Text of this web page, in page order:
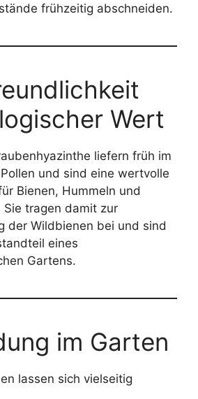
frühzeitig abschneiden.
Wert
liefern früh im
und sind eine wertvolle
Bienen, Hummeln und
Sie tragen damit zur
der Wildbienen bei und sind
eines
Gartens.
im Garten
lassen sich vielseitig